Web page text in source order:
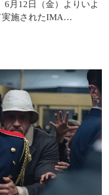
6月12日（金）よりいよ
実施されたIMA…